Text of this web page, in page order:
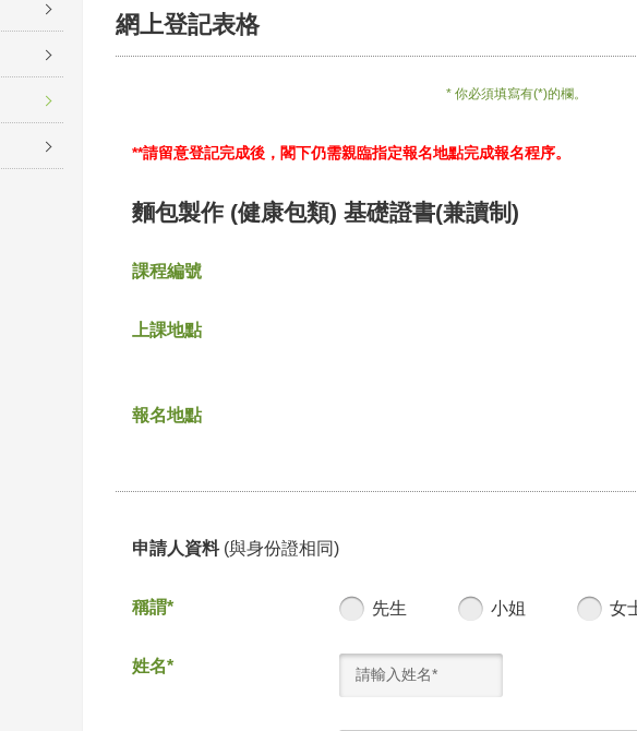
網上登記表格
* 你必須填寫有(*)的欄。
**請留意登記完成後，閣下仍需親臨指定報名地點完成報名程序。
麵包製作 (健康包類) 基礎證書(兼讀制)
課程編號
上課地點
報名地點
申請人資料 (與身份證相同)
稱謂* 先生 小姐 女
姓名*